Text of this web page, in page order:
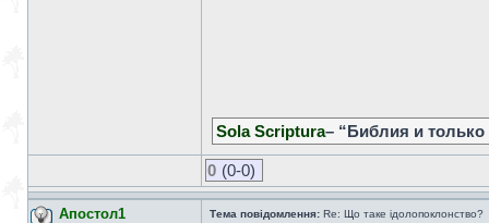
Sola Scriptura– “Библия и
0 (0-0)
Апостол1 Тема повідомлення: Re: Що таке ідолопоклонство?